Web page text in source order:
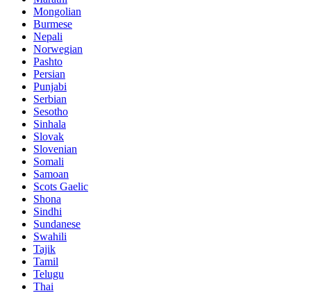
Mongolian
Burmese
Nepali
Norwegian
Pashto
Persian
Punjabi
Serbian
Sesotho
Sinhala
Slovak
Slovenian
Somali
Samoan
Scots Gaelic
Shona
Sindhi
Sundanese
Swahili
Tajik
Tamil
Telugu
Thai